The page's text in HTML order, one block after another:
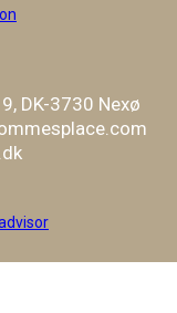
DK-3730 Nexø